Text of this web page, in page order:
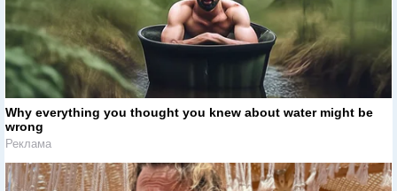
Why everything you thought you knew about water might be
wrong
Реклама